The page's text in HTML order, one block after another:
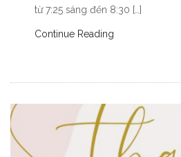
từ 7:25 sáng đến 8:30 […]
Continue Reading